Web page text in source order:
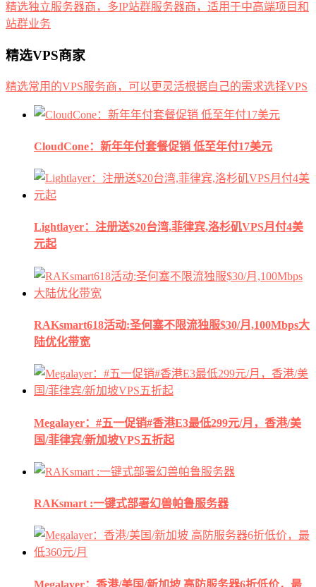
精选独立服务器商，多IP站群服务器商，适用于中高端项目和
站群业务
精选VPS商家
精选常用的VPS服务商，可以更灵活根据自己的需求选择VPS
CloudCone：新年年付套餐促销 低至年付17美元
Lightlayer：注册送$20台湾,菲律宾,洛杉矶VPS月付4美
元起
RAKsmart618活动:圣何塞不限流独服$30/月,100Mbps大
陆优化带宽
Megalayer：#五一促销#香港E3最低299元/月，香港/美
国/菲律宾/新加坡VPS五折起
RAKsmart :一键式部署幻兽帕鲁服务器
Megalayer：香港/美国/新加坡 高防服务器6折低价，最